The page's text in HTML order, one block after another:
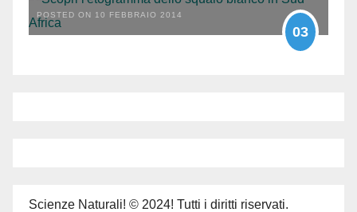
POSTED ON 10 FEBBRAIO 2014
03
Scienze Naturali! © 2024! Tutti i diritti riservati.